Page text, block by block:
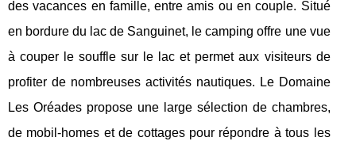
des vacances en famille, entre amis ou en couple. Situé
en bordure du lac de Sanguinet, le camping offre une vue
à couper le souffle sur le lac et permet aux visiteurs de
profiter de nombreuses activités nautiques. Le Domaine
Les Oréades propose une large sélection de chambres,
de mobil-homes et de cottages pour répondre à tous les